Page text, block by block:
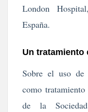
London
España.
Un tratamiento
Sobre el uso
como
de la